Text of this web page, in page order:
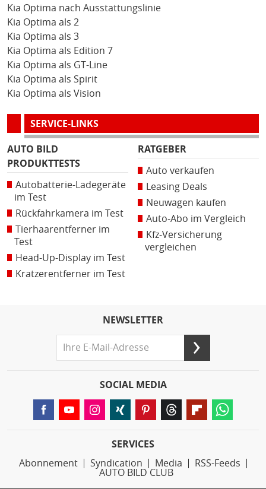
Kia Optima nach Ausstattungslinie
Kia Optima als 2
Kia Optima als 3
Kia Optima als Edition 7
Kia Optima als GT-Line
Kia Optima als Spirit
Kia Optima als Vision
SERVICE-LINKS
AUTO BILD
PRODUKTTESTS
Autobatterie-Ladegeräte
im Test
Rückfahrkamera im Test
Tierhaarentferner im
Test
Head-Up-Display im Test
Kratzerentferner im Test
RATGEBER
Auto verkaufen
Leasing Deals
Neuwagen kaufen
Auto-Abo im Vergleich
Kfz-Versicherung
vergleichen
NEWSLETTER
SOCIAL MEDIA
SERVICES
Abonnement
Syndication Media
RSS-Feeds
AUTO BILD CLUB